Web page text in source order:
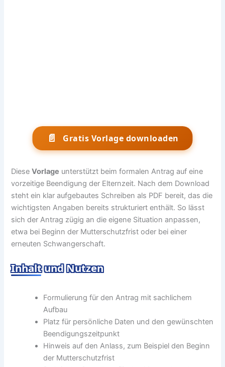
📄 Gratis Vorlage downloaden
DieseVorlage unterstützt beim formalen Antrag auf eine
vorzeitige Beendigung der Elternzeit. Nach dem Download
steht ein klar aufgebautes Schreiben als PDF bereit, das die
wichtigsten Angaben bereits strukturiert enthält. So lässt
sich der Antrag zügig an die eigene Situation anpassen,
etwa bei Beginn der Mutterschutzfrist oder bei einer
erneuten Schwangerschaft.
Inhalt und Nutzen
Formulierung für den Antrag mit sachlichem
Aufbau
Platz für persönliche Daten und den gewünschten
Beendigungszeitpunkt
Hinweis auf den Anlass, zum Beispiel den Beginn
der Mutterschutzfrist